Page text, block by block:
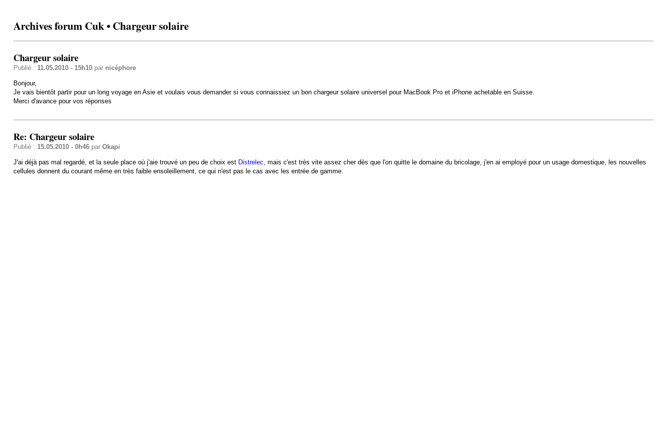
Archives forum Cuk • Chargeur solaire
Chargeur solaire
Publié : 11.05.2010 - 15h10par nicéphore
Bonjour,
Je vais bientôt partir pour un long voyage en Asie et voulais vous demander si vous connaissiez un bon chargeur solaire universel pour MacBook Pro et iPhone achetable en Suisse.
Merci d'avance pour vos réponses
Re: Chargeur solaire
Publié : 15.05.2010 - 0h46par Okapi
J'ai déjà pas mal regardé, et la seule place où j'aie trouvé un peu de choix est Distrelec , mais c'est très vite assez cher dès que l'on quitte le domaine du bricolage, j'en ai employé pour un usage domestique, les nouvelles
cellules donnent du courant même en très faible ensoleillement, ce qui n'est pas le cas avec les entrée de gamme.